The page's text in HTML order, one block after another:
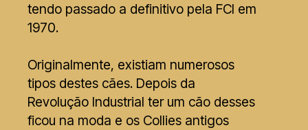
tendo passado a definitivo pela FCI em
1970.
Originalmente, existiam numerosos
tipos destes cães. Depois da
Revolução Industrial ter um cão desses
ficou na moda e os Collies antigos